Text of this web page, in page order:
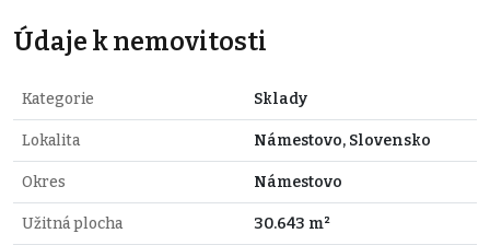
Údaje k nemovitosti
Kategorie Sklady
Lokalita Námestovo, Slovensko
Okres Námestovo
Užitná plocha 30.643 m²